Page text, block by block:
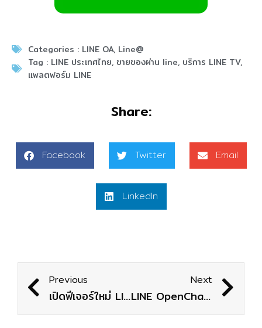
Categories : LINE OA, Line@
Tag : LINE ประเทศไทย, ขายของผ่าน line, บริการ LINE TV,
แพลตฟอร์ม LINE
Share:
Facebook Twitter Email
LinkedIn
Previous
เปิดฟีเจอร์ใหม่ LINE Ads Platform ลงโฆษณาง่าย โดนใจกลุ่มเป้าหมายมากขึ้น
Next
LINE OpenChat เปิดทุก Community ใช้ได้แล้วผ่าน LINE!